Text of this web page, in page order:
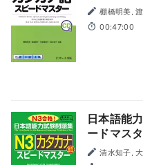
棚橋明美,
00:47:00
日本語能
ードマス
清水知子,